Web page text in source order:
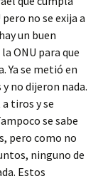
no se exija a
un buen
ONU para que
Ya se metió en
no dijeron nada.
tiros y se
se sabe
pero como no
ninguno de
Estos